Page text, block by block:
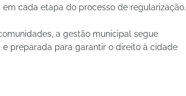
cada etapa do processo de regularização.
a gestão municipal segue
preparada para garantir o direito à cidade